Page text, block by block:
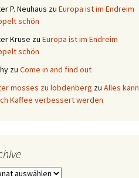
P. Neuhaus zu Europa ist im Endreim
schön
Kruse zu Europa ist im Endreim
schön
zu Come in and find out
mosses zu lobdenberg zu Alles kann
Kaffee verbessert werden